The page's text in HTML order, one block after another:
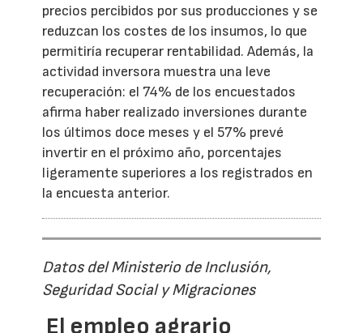
precios percibidos por sus producciones y se
reduzcan los costes de los insumos, lo que
permitiría recuperar rentabilidad. Además, la
actividad inversora muestra una leve
recuperación: el 74% de los encuestados
afirma haber realizado inversiones durante
los últimos doce meses y el 57% prevé
invertir en el próximo año, porcentajes
ligeramente superiores a los registrados en
la encuesta anterior.
Datos del Ministerio de Inclusión,
Seguridad Social y Migraciones
El empleo agrario